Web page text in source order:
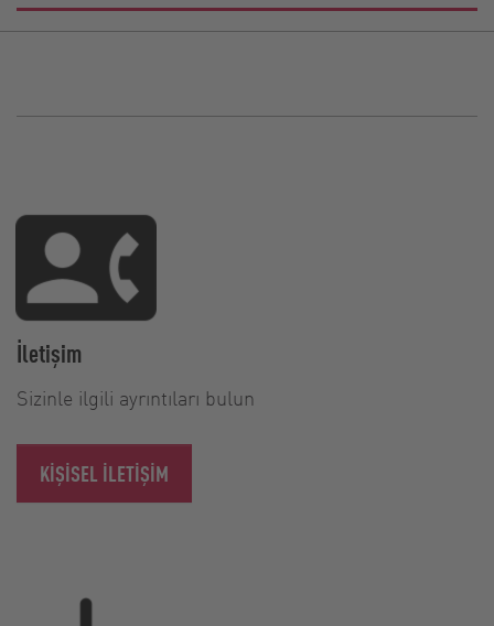
İletişim
Sizinle ilgili ayrıntıları bulun
KIŞISEL ILETIŞIM